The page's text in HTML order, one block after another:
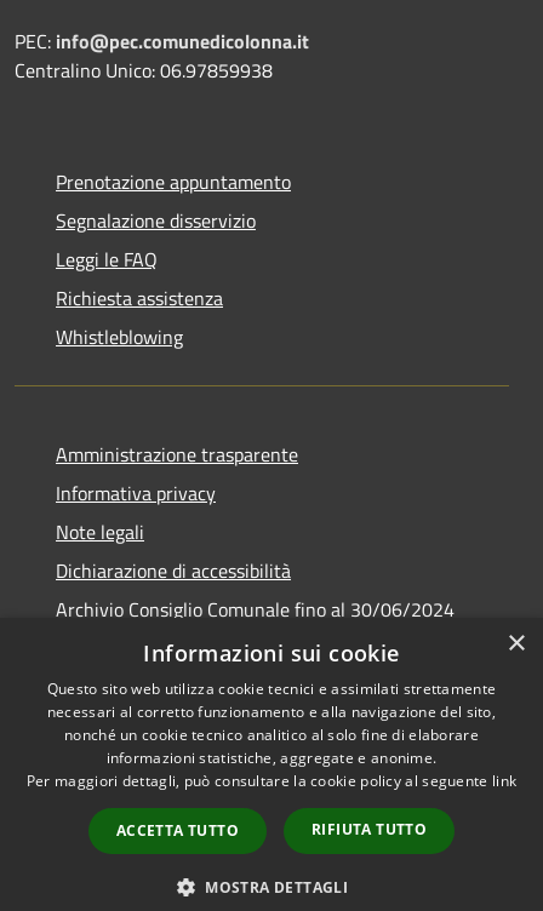
PEC: info@pec.comunedicolonna.it
Centralino Unico: 06.97859938
Prenotazione appuntamento
Segnalazione disservizio
Leggi le FAQ
Richiesta assistenza
Whistleblowing
Amministrazione trasparente
Informativa privacy
Note legali
Dichiarazione di accessibilità
Archivio Consiglio Comunale fino al 30/06/2024
Consiglio Comunale Online
RSS
Accessibilità
Copyright © 2026 • Comune di
Municipium•
Accesso
redazione
×
Informazioni sui cookie
Questo sito web utilizza cookie tecnici e assimilati strettamente
necessari al corretto funzionamento e alla navigazione del sito,
nonché un cookie tecnico analitico al solo fine di elaborare
informazioni statistiche, aggregate e anonime.
Per maggiori dettagli, può consultare la cookie policy al seguente link
ACCETTA TUTTO RIFIUTA TUTTO
MOSTRA DETTAGLI